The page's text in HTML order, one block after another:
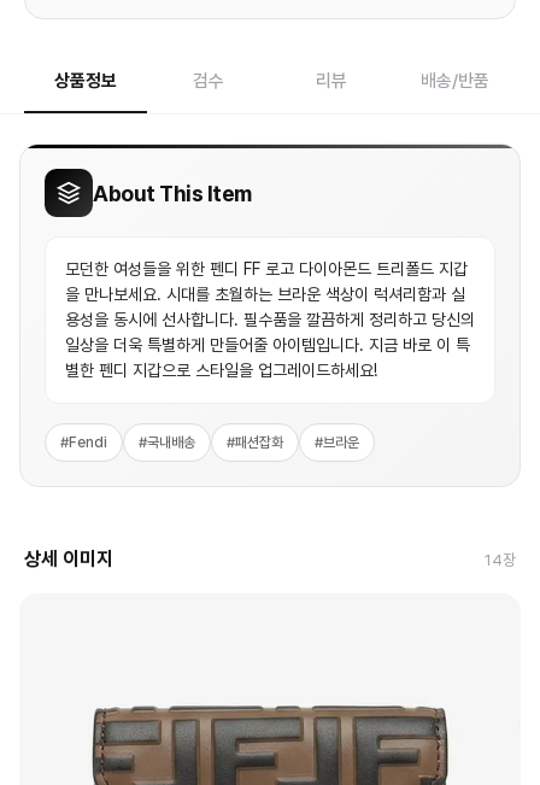
상품정보 검수 리뷰 배송/반품
About This Item
모던한 여성들을 위한 펜디 FF 로고 다이아몬드 트리폴드 지갑
을 만나보세요. 시대를 초월하는 브라운 색상이 럭셔리함과 실
용성을 동시에 선사합니다. 필수품을 깔끔하게 정리하고 당신의
일상을 더욱 특별하게 만들어줄 아이템입니다. 지금 바로 이 특
별한 펜디 지갑으로 스타일을 업그레이드하세요!
#Fendi #국내배송 #패션잡화 #브라운
상세 이미지 14장